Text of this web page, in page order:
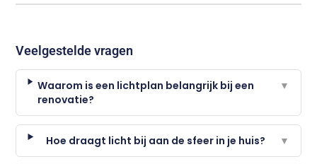
Veelgestelde vragen
Waarom is een lichtplan belangrijk bij een
renovatie?
▼
Hoe draagt licht bij aan de sfeer in je huis? ▼